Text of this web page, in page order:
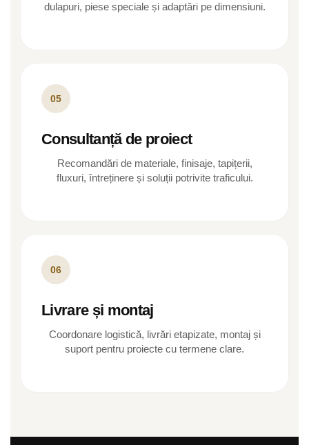
dulapuri, piese speciale și adaptări pe dimensiuni.
05
Consultanță de proiect
Recomandări de materiale, finisaje, tapițerii,
fluxuri, întreținere și soluții potrivite traficului.
06
Livrare și montaj
Coordonare logistică, livrări etapizate, montaj și
suport pentru proiecte cu termene clare.